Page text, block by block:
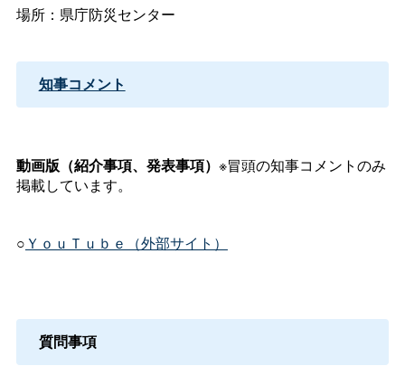
場所：県庁防災センター
知事コメント
動画版（紹介事項、発表事項） ※冒頭の知事コメントのみ
掲載しています。
○ＹｏｕＴｕｂｅ（外部サイト）
質問事項